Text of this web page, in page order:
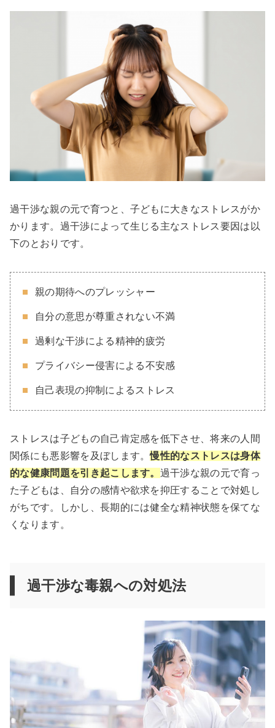
過干渉な親の元で育つと、子どもに大きなストレスがか
かります。過干渉によって生じる主なストレス要因は以
下のとおりです。
親の期待へのプレッシャー
自分の意思が尊重されない不満
過剰な干渉による精神的疲労
プライバシー侵害による不安感
自己表現の抑制によるストレス
ストレスは子どもの自己肯定感を低下させ、将来の人間
関係にも悪影響を及ぼします。慢性的なストレスは身体
的な健康問題を引き起こします。 過干渉な親の元で育っ
た子どもは、自分の感情や欲求を抑圧することで対処し
がちです。しかし、長期的には健全な精神状態を保てな
くなります。
過干渉な毒親への対処法